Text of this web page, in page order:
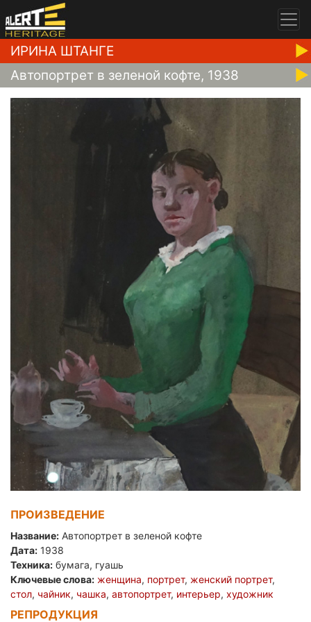
ИРИНА ШТАНГЕ
Автопортрет в зеленой кофте, 1938
ПРОИЗВЕДЕНИЕ
Название: Автопортрет в зеленой кофте
Дата: 1938
Техника: бумага, гуашь
Ключевые слова: женщина, портрет, женский портрет,
стол, чайник, чашка, автопортрет, интерьер, художник
РЕПРОДУКЦИЯ